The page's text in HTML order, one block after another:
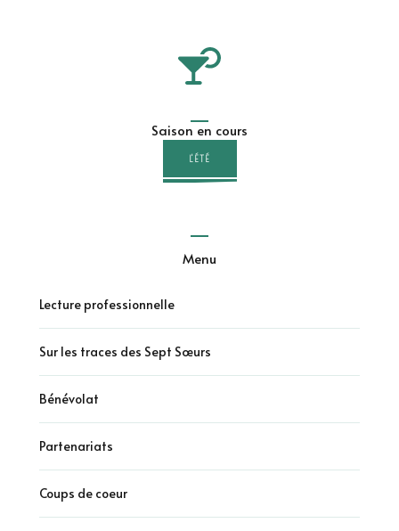
Saison en cours
L'ÉTÉ
Menu
Lecture professionnelle
Sur les traces des Sept Sœurs
Bénévolat
Partenariats
Coups de coeur